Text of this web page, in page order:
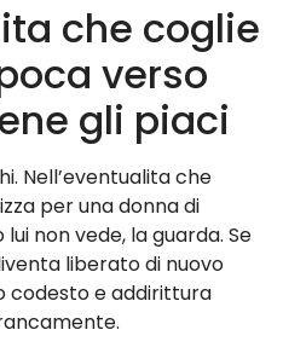
che coglie
verso
gli piaci
Nell’eventualita che
per una donna di
non vede, la guarda. Se
liberato di nuovo
codesto e addirittura